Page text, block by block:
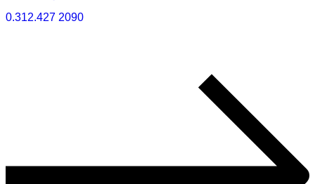
0.312.427 2090